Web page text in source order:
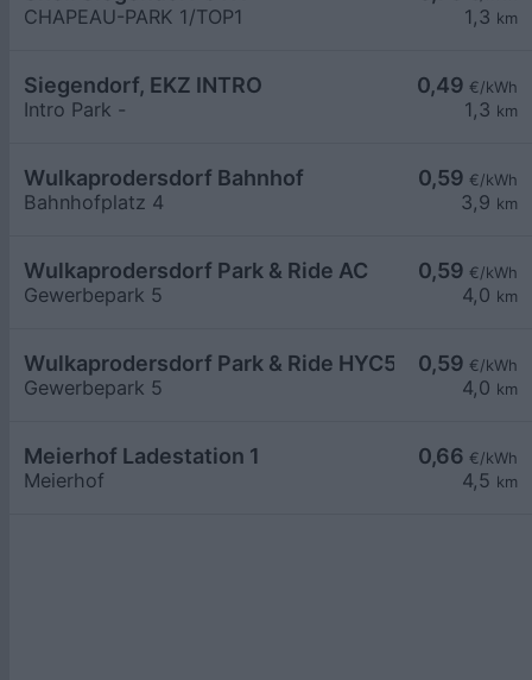
1,3 km
CHAPEAU-PARK 1/TOP1
0,49 €/kWh
1,3 km
Siegendorf, EKZ INTRO
Intro Park -
0,59 €/kWh
3,9 km
Wulkaprodersdorf Bahnhof
Bahnhofplatz 4
0,59 €/kWh
4,0 km
Wulkaprodersdorf Park & Ride AC
Gewerbepark 5
0,59 €/kWh
4,0 km
Wulkaprodersdorf Park & Ride HYC50
Gewerbepark 5
0,66 €/kWh
4,5 km
Meierhof Ladestation 1
Meierhof